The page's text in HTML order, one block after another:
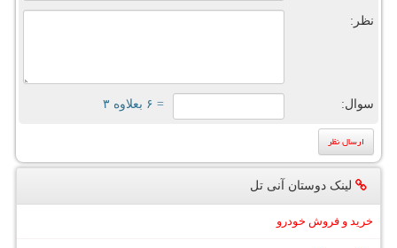
نظر:
سوال: = ۶ بعلاوه ۳
لینک دوستان آنی تل
خرید و فروش خودرو